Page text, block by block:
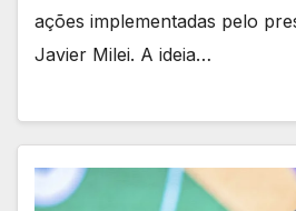
ações implementadas pelo
Javier Milei. A ideia…